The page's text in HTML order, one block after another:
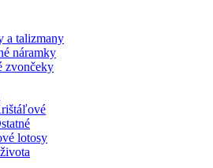
a talizmany
náramky
zvončeky
lotosy